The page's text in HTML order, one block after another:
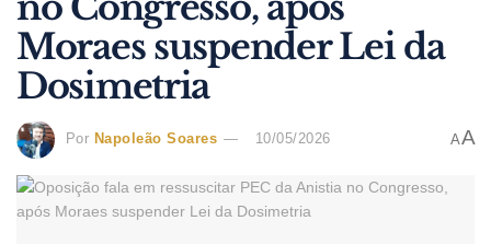
Moraes suspender Lei da
Dosimetria
Por Napoleão Soares 10/05/2026 AA